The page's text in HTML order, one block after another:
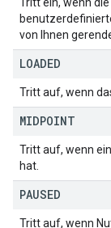
von Ihnen
LOADED
Tritt auf, wenn
MIDPOINT
Tritt auf, wenn
hat.
PAUSED
Tritt auf, wenn